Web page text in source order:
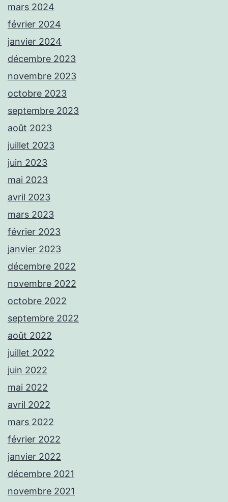
mars 2024
février 2024
janvier 2024
décembre 2023
novembre 2023
octobre 2023
septembre 2023
août 2023
juillet 2023
juin 2023
mai 2023
avril 2023
mars 2023
février 2023
janvier 2023
décembre 2022
novembre 2022
octobre 2022
septembre 2022
août 2022
juillet 2022
juin 2022
mai 2022
avril 2022
mars 2022
février 2022
janvier 2022
décembre 2021
novembre 2021